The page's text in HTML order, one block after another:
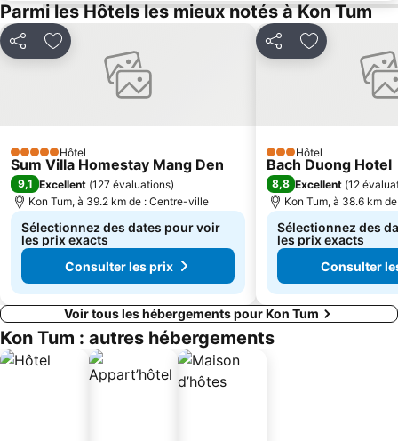
Parmi les Hôtels les mieux notés à Kon Tum
PartagerAjouter à mes favoris
5 ÉtoilesHôtel
Sum Villa Homestay Mang Den
9,1 Excellent (127 évaluations)
Kon Tum, à 39.2 km de : Centre-ville
Sélectionnez des dates pour voir
les prix exacts
Consulter les prix
PartagerAjouter à
3 Étoiles
Hôtel
Bach Duong Hotel
8,8 Excellent (12
Kon Tum, à 38.6 km
Sélectionnez des
les prix exacts
Consulter
Voir tous les hébergements pour Kon Tum
Kon Tum : autres hébergements